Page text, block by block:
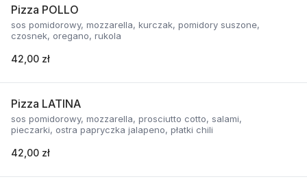
Pizza POLLO
sos pomidorowy, mozzarella, kurczak, pomidory suszone,
czosnek, oregano, rukola
42,00 zł
Pizza LATINA
sos pomidorowy, mozzarella, prosciutto cotto, salami,
pieczarki, ostra papryczka jalapeno, płatki chili
42,00 zł